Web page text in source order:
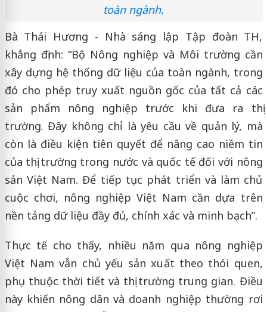
toàn ngành.
Bà Thái Hương - Nhà sáng lập Tập đoàn TH,
khẳng định: “Bộ Nông nghiệp và Môi trường cần
xây dựng hệ thống dữ liệu của toàn ngành, trong
đó cho phép truy xuất nguồn gốc của tất cả các
sản phẩm nông nghiệp trước khi đưa ra thị
trường. Đây không chỉ là yêu cầu về quản lý, mà
còn là điều kiện tiên quyết để nâng cao niềm tin
của thị trường trong nước và quốc tế đối với nông
sản Việt Nam. Để tiếp tục phát triển và làm chủ
cuộc chơi, nông nghiệp Việt Nam cần dựa trên
nền tảng dữ liệu đầy đủ, chính xác và minh bạch”.
Thực tế cho thấy, nhiều năm qua nông nghiệp
Việt Nam vẫn chủ yếu sản xuất theo thói quen,
phụ thuộc thời tiết và thị trường trung gian. Điều
này khiến nông dân và doanh nghiệp thường rơi